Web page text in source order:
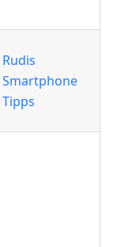
Rudis
Smartphone
Tipps